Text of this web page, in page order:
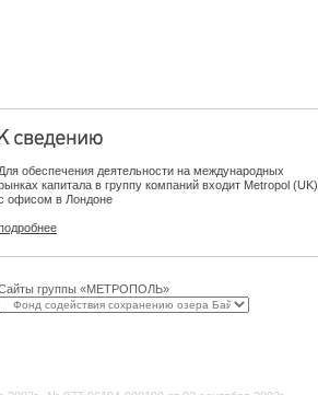
Для обеспечения деятельности на международных
капитала в группу компаний входит Metropol (UK)
офисом в Лондоне
группы «МЕТРОПОЛЬ»